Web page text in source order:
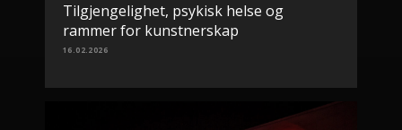
Tilgjengelighet, psykisk helse og
rammer for kunstnerskap
16.02.2026